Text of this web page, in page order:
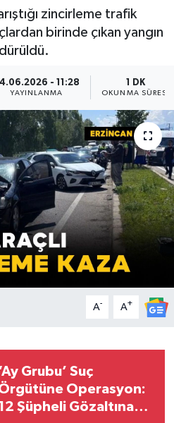
zincirleme trafik
birinde çıkan yangın
- 11:28
YAYINLANMA
1 DK
OKUNMA SÜRESI
A- A+
Grubu’ Suç
Operasyon:
Şüpheli Gözaltına